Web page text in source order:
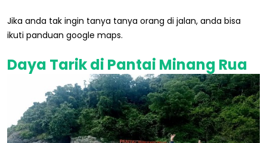
Jika anda tak ingin tanya tanya orang di jalan, anda bisa
ikuti panduan google maps.
Daya Tarik di Pantai Minang Rua